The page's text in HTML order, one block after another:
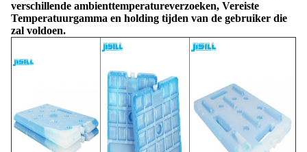
verschillende ambienttemperatureverzoeken, Vereiste
Temperatuurgamma en holding tijden van de gebruiker die
zal voldoen.